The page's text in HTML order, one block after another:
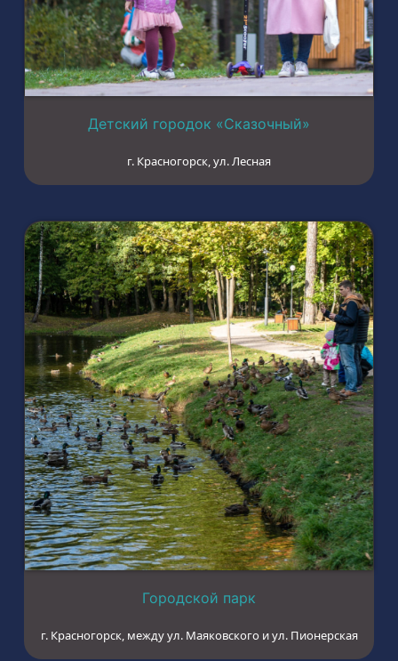
Детский городок «Сказочный»
г. Красногорск, ул. Лесная
Городской парк
г. Красногорск, между ул. Маяковского и ул. Пионерская